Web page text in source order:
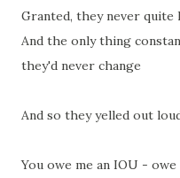
Granted, they never quite
And the only thing
they'd never change
And so they yelled out
You owe me an IOU - owe